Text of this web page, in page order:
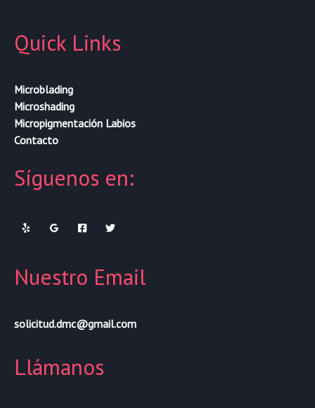
Quick Links
Microblading
Microshading
Micropigmentación Labios
Contacto
Síguenos en:
Nuestro Email
solicitud.dmc@gmail.com
Llámanos